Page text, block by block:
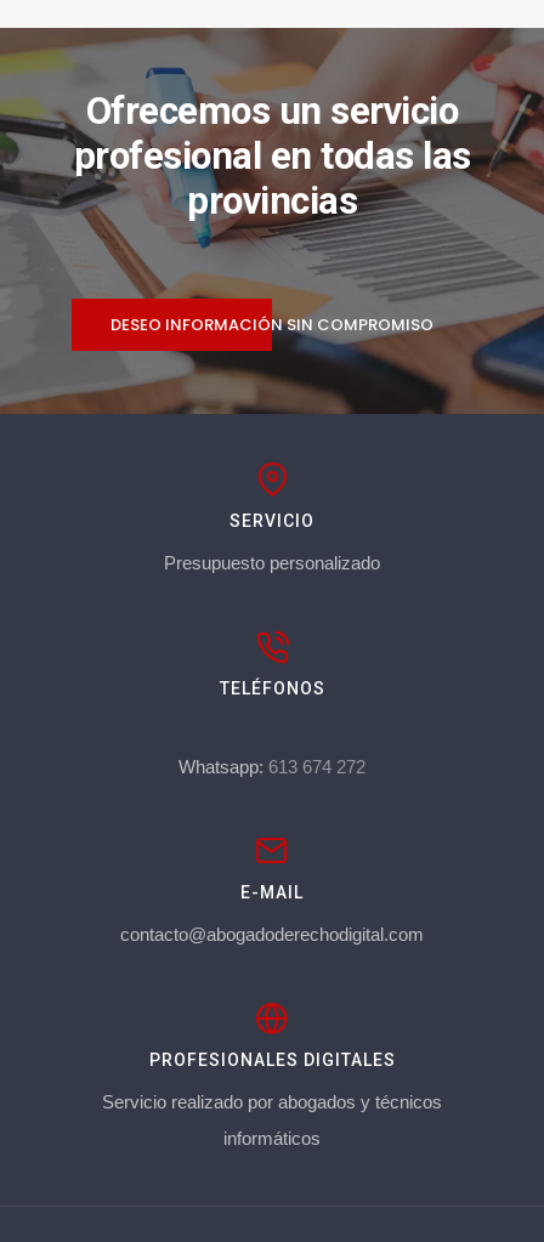
Ofrecemos un servicio
profesional en todas las
provincias
DESEO INFORMACIÓN SIN COMPROMISO
SERVICIO
Presupuesto personalizado
TELÉFONOS
Whatsapp: 613 674 272
E-MAIL
contacto@abogadoderechodigital.com
PROFESIONALES DIGITALES
Servicio realizado por abogados y técnicos
informáticos